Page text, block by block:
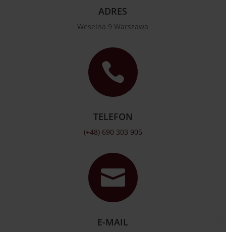
ADRES
Weselna 9 Warszawa

TELEFON
(+48) 690 303 905

E-MAIL